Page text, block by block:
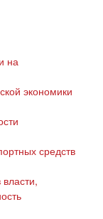
на
экономики
средств